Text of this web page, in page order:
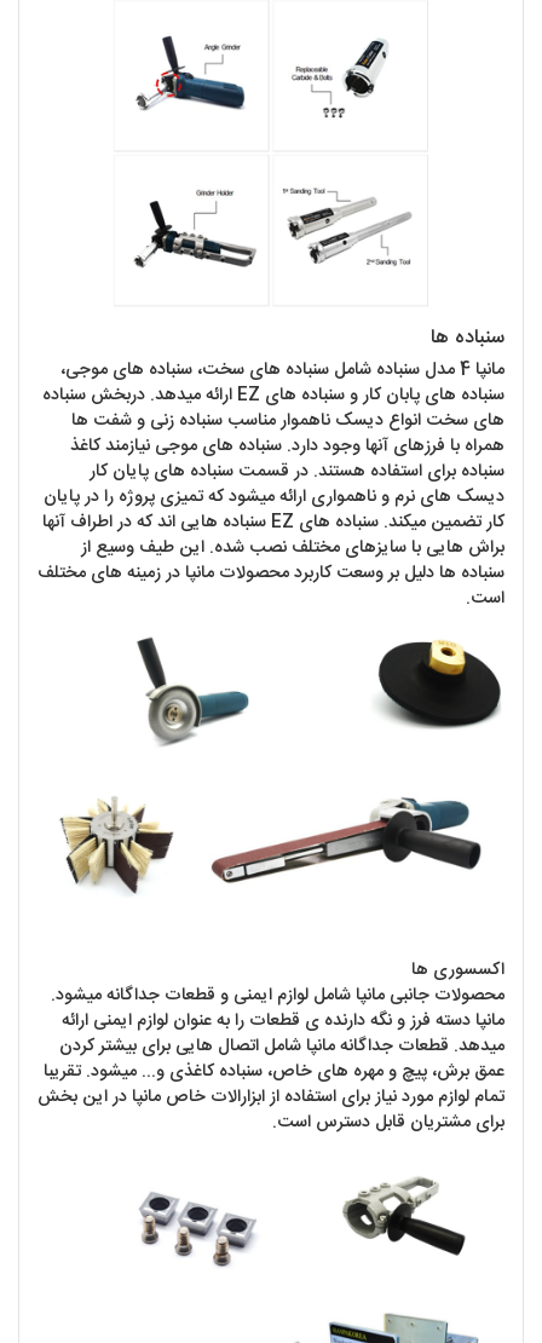
سنباده ها
مانپا 4 مدل سنباده شامل سنباده های سخت، سنباده های موجی،
سنباده های پابان کار و سنباده های EZ ارائه میدهد. دربخش سنباده
های سخت انواع دیسک ناهموار مناسب سنباده زنی و شفت ها
همراه با فرزهای آنها وجود دارد. سنباده های موجی نیازمند کاغذ
سنباده برای استفاده هستند. در قسمت سنباده های پایان کار
دیسک های نرم و ناهمواری ارائه میشود که تمیزی پروژه را در پایان
کار تضمین میکند. سنباده های EZ سنباده هایی اند که در اطراف آنها
براش هایی با سایزهای مختلف نصب شده. این طیف وسیع از
سنباده ها دلیل بر وسعت کاربرد محصولات مانپا در زمینه های مختلف
است.
اکسسوری ها
محصولات جانبی مانپا شامل لوازم ایمنی و قطعات جداگانه میشود.
مانپا دسته فرز و نگه دارنده ی قطعات را به عنوان لوازم ایمنی ارائه
میدهد. قطعات جداگانه مانپا شامل اتصال هایی برای بیشتر کردن
عمق برش، پیچ و مهره های خاص، سنباده کاغذی و... میشود. تقریبا
تمام لوازم مورد نیاز برای استفاده از ابزارالات خاص مانپا در این بخش
برای مشتریان قابل دسترس است.